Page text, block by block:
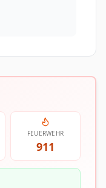
FEUERWEHR
911